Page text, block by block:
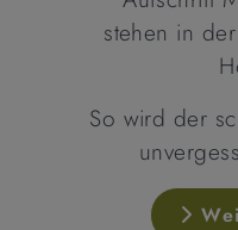
So wird der